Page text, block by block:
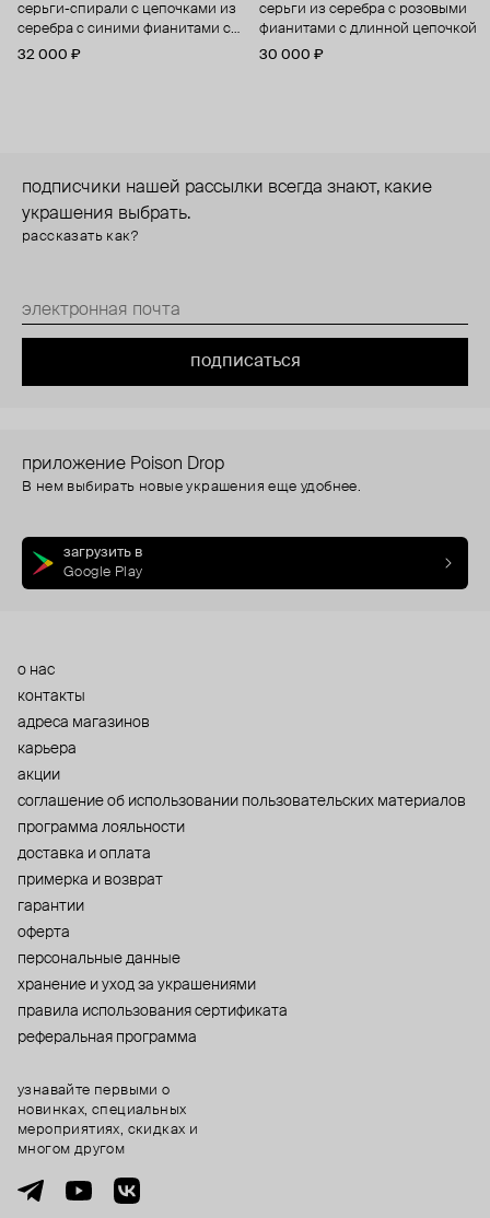
серьги-спирали с цепочками из
серебра с синими фианитами с
длинной цепочкой
32 000 ₽
серьги из серебра с розовыми
фианитами с длинной цепочкой
30 000 ₽
подписчики нашей рассылки всегда знают, какие
украшения выбрать.
рассказать как?
подписаться
приложение Poison Drop
В нем выбирать новые украшения еще удобнее.
загрузить в
Google Play
о нас
контакты
адреса магазинов
карьера
акции
cоглашение об использовании пользовательских материалов
программа лояльности
доставка и оплата
примерка и возврат
гарантии
оферта
персональные данные
хранение и уход за украшениями
правила использования сертификата
реферальная программа
узнавайте первыми о
новинках, специальных
мероприятиях, скидках и
многом другом